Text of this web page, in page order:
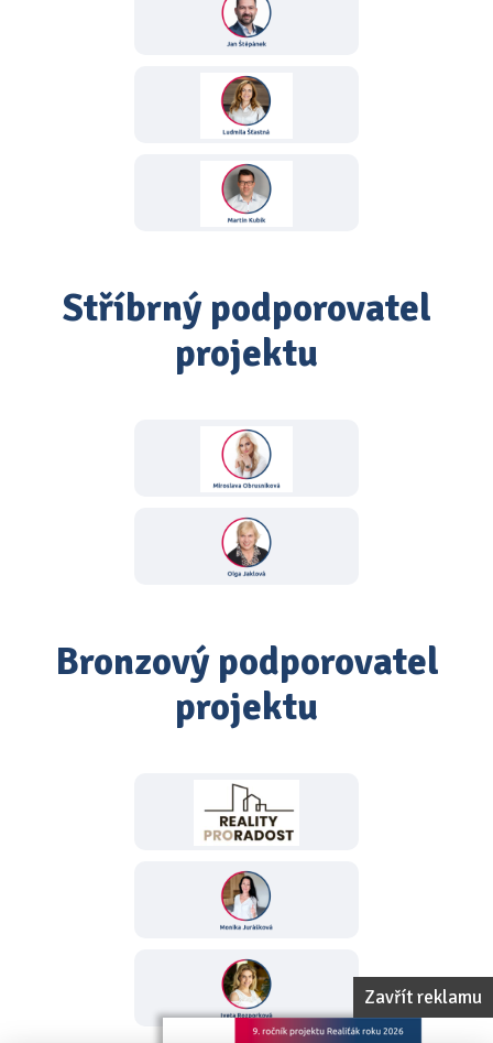
Zavřít reklamu
Stříbrný podporovatel
projektu
Bronzový podporovatel
projektu